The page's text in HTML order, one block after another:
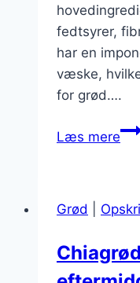
fedtsyrer,
har en
væske,
for grød….
Læs mere
Grød